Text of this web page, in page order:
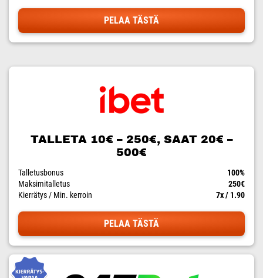
PELAA TÄSTÄ
TALLETA 10€ – 250€, SAAT 20€ –
500€
Talletusbonus
100%
Maksimitalletus
250€
Kierrätys / Min. kerroin
7x / 1.90
PELAA TÄSTÄ